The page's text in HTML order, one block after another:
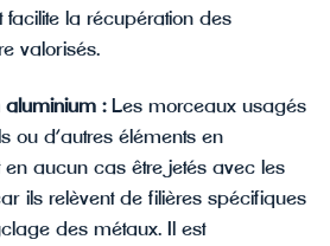
facilite la récupération des
valorisés.
aluminium : Les morceaux usagés
ou d’autres éléments en
aucun cas être jetés avec les
ils relèvent de filières spécifiques
des métaux. Il est